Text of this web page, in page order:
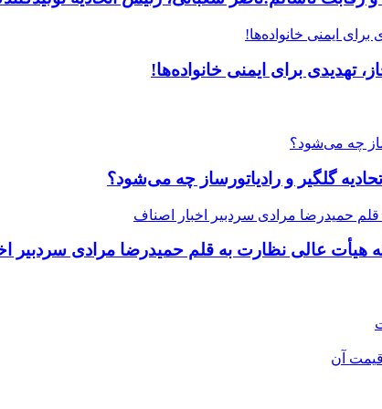
تهدیدی برای ایمنی خانواده‌ها!
هیأت عالی نظارت به قلم حمیدرضا مرادی سردبیر
آن